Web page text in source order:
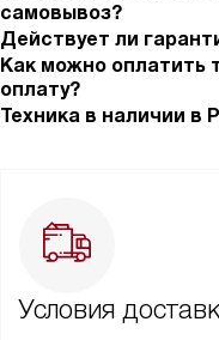
самовывоз?
Действует ли
Как можно оплатить
оплату?
Техника в наличии в
Условия